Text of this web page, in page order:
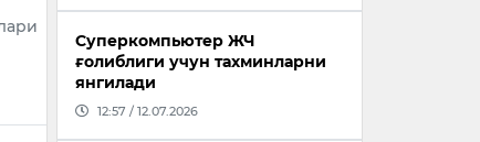
Суперкомпьютер ЖЧ
ғолиблиги учун тахминларни
янгилади
12:57 / 12.07.2026